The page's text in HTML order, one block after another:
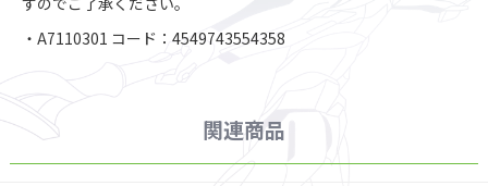
・A7110301 コード：4549743554358
関連商品